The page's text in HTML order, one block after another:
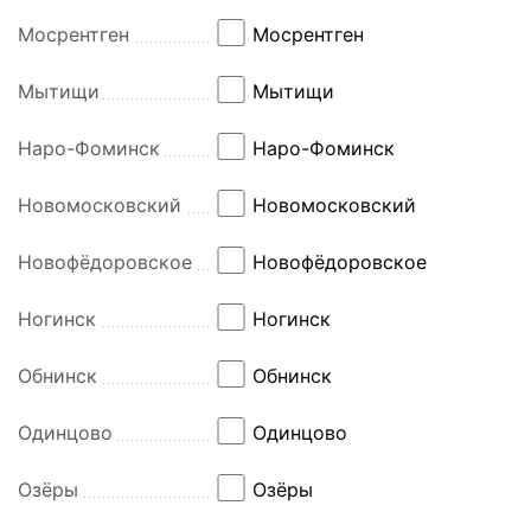
Мосрентген Мосрентген
Мытищи Мытищи
Наро-Фоминск Наро-Фоминск
Новомосковский Новомосковский
Новофёдоровское Новофёдоровское
Ногинск Ногинск
Обнинск Обнинск
Одинцово Одинцово
Озёры Озёры